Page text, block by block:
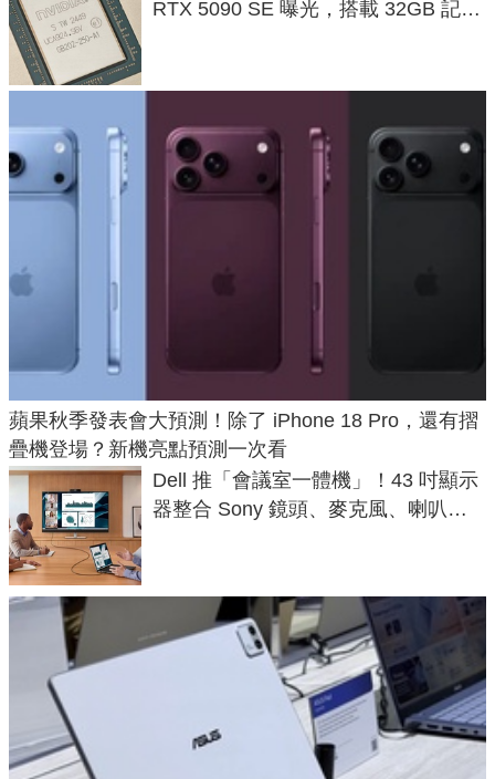
RTX 5090 SE 曝光，搭載 32GB 記憶
蘋果秋季發表會大預測！除了 iPhone 18 Pro，還有摺
疊機登場？新機亮點預測一次看
Dell 推「會議室一體機」！43 吋顯示
器整合 Sony 鏡頭、麥克風、喇叭，